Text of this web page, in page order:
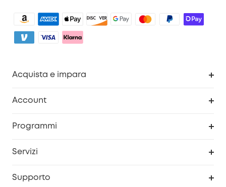
Acquista e impara
Account
Programmi
Servizi
Supporto